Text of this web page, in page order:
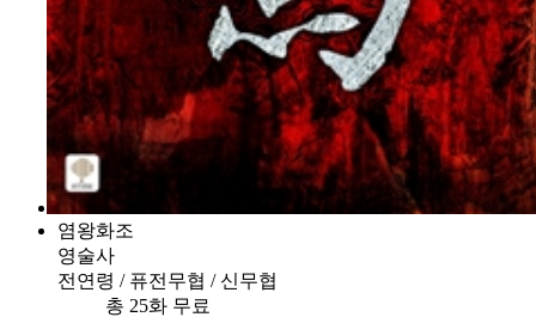
염왕화조
영술사
전연령 / 퓨전무협 / 신무협
총 25화 무료